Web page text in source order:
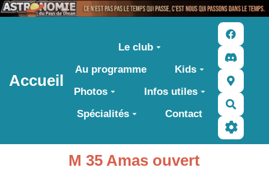
Accueil
Le club
Au programme
Kids
Photos
Infos utiles
Spécialités
Contact
M 35 Amas ouvert